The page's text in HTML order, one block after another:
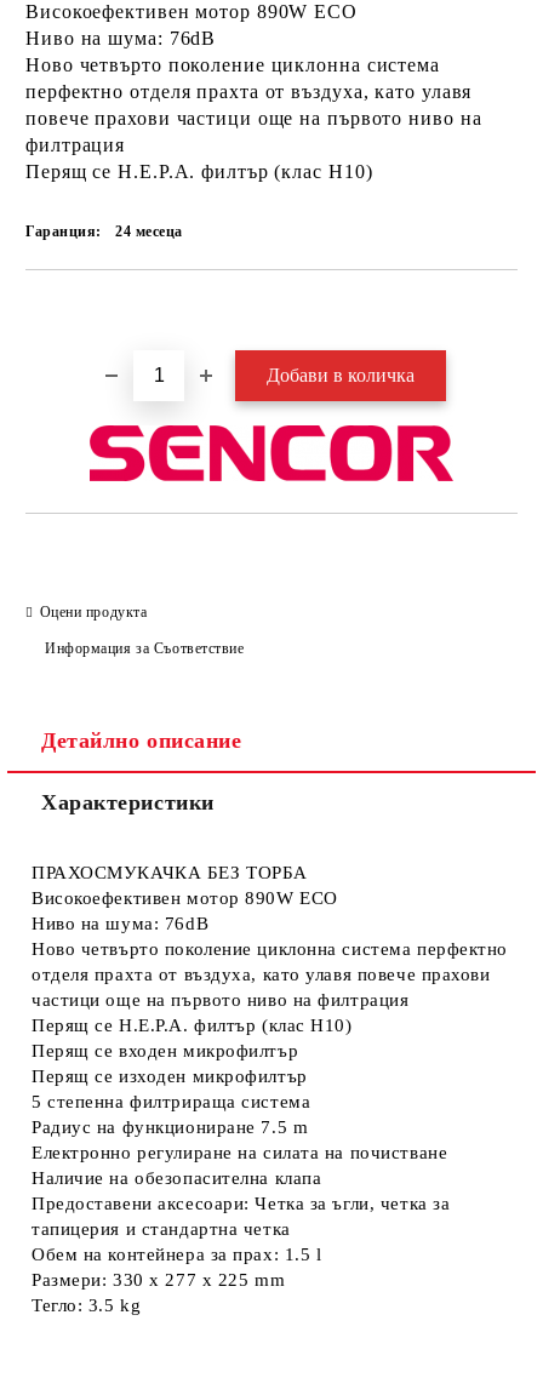
Високоефективен мотор 890W ECO
Ниво на шума: 76dB
Ново четвърто поколение циклонна система
перфектно отделя прахта от въздуха, като улавя
повече прахови частици още на първото ниво на
филтрация
Перящ се H.E.P.A. филтър (клас Н10)
Гаранция: 24 месеца
Оцени продукта
Информация за Съответствие
Детайлно описание
Характеристики
ПРАХОСМУКАЧКА БЕЗ ТОРБА
Високоефективен мотор 890W ECO
Ниво на шума: 76dB
Ново четвърто поколение циклонна система перфектно
отделя прахта от въздуха, като улавя повече прахови
частици още на първото ниво на филтрация
Перящ се H.E.P.A. филтър (клас Н10)
Перящ се входен микрофилтър
Перящ се изходен микрофилтър
5 степенна филтрираща система
Радиус на функциониране 7.5 m
Електронно регулиране на силата на почистване
Наличие на обезопасителна клапа
Предоставени аксесоари: Четка за ъгли, четка за
тапицерия и стандартна четка
Обем на контейнера за прах: 1.5 l
Размери: 330 x 277 x 225 mm
Тегло: 3.5 kg